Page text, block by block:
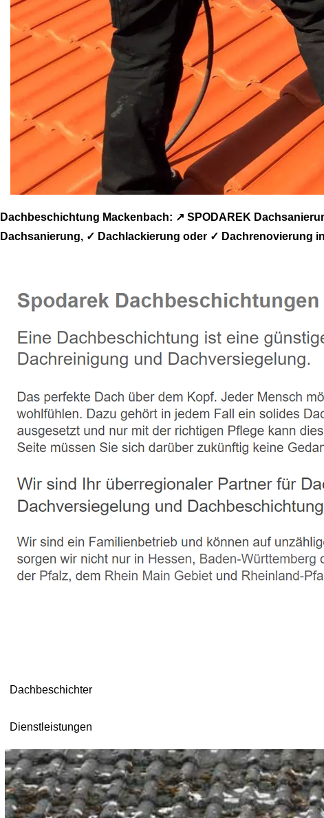
Dachbeschichtung Mackenbach: ↗️ SPODAREK
Dachsanierung, ✓ Dachlackierung oder ✓ Dachrenovierung
Dachbeschichter
Dienstleistungen